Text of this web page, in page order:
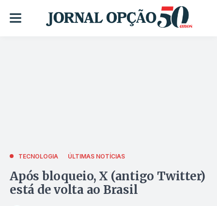
TECNOLOGIA ÚLTIMAS NOTÍCIAS
Após bloqueio, X (antigo Twitter)
está de volta ao Brasil